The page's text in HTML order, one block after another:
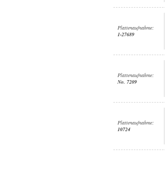
Plattenaufnahme:
1-27689
Plattenaufnahme:
No. 7209
Plattenaufnahme:
10724